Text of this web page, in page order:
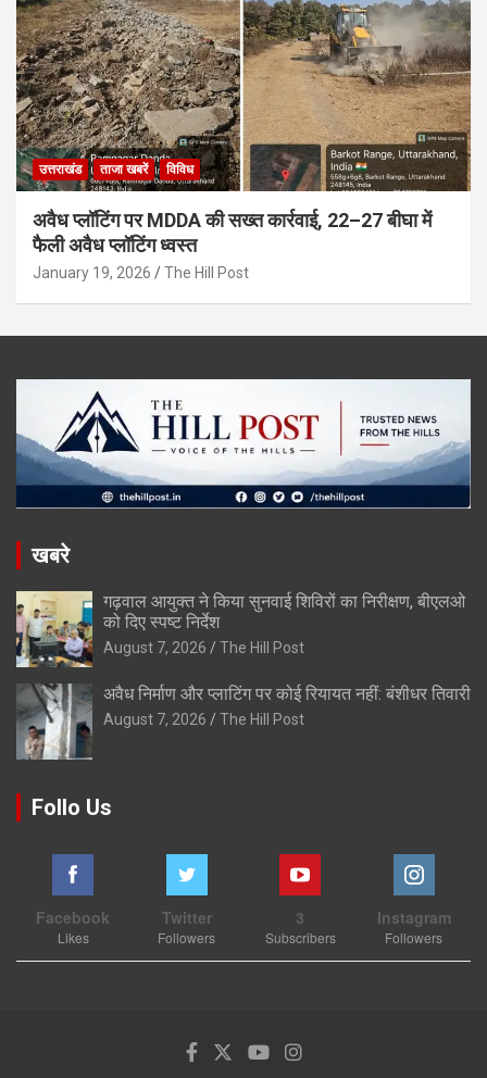
उत्तराखंड ताजा खबरें विविध
अवैध प्लॉटिंग पर MDDA की सख्त कार्रवाई, 22–27 बीघा में
फैली अवैध प्लॉटिंग ध्वस्त
January 19, 2026 The Hill Post
खबरे
गढ़वाल आयुक्त ने किया सुनवाई शिविरों का निरीक्षण, बीएलओ
को दिए स्पष्ट निर्देश
August 7, 2026 The Hill Post
अवैध निर्माण और प्लाटिंग पर कोई रियायत नहीं: बंशीधर तिवारी
August 7, 2026 The Hill Post
Follo Us
Facebook
Likes
Twitter
Followers
3
Subscribers
Instagram
Followers